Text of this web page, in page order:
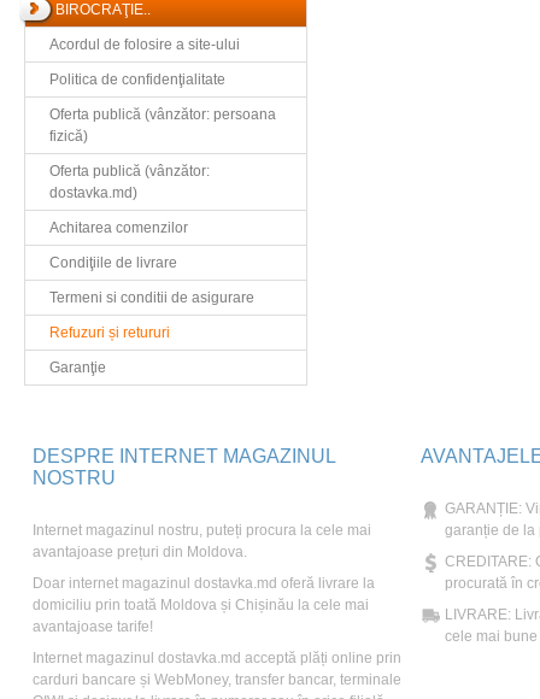
BIROCRAŢIE..
Acordul de folosire a site-ului
Politica de confidenţialitate
Oferta publică (vânzător: persoana
fizică)
Oferta publică (vânzător:
dostavka.md)
Achitarea comenzilor
Condiţiile de livrare
Termeni si conditii de asigurare
Refuzuri și retururi
Garanţie
DESPRE INTERNET MAGAZINUL
NOSTRU
Internet magazinul nostru, puteți procura la cele mai
avantajoase prețuri din Moldova.
Doar internet magazinul dostavka.md oferă livrare la
domiciliu prin toată Moldova și Chișinău la cele mai
avantajoase tarife!
Internet magazinul dostavka.md acceptă plăți online prin
carduri bancare și WebMoney, transfer bancar, terminale
GARANȚIE:
garanție de la
CREDITARE:
procurată în
LIVRARE:
cele mai bune